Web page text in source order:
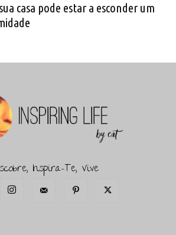
casa pode estar a esconder um
Inspira-Te, Vive